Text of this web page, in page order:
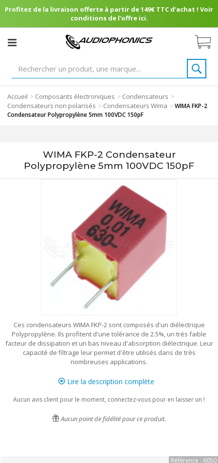
Profitez de la livraison offerte à partir de 149€ TTC d'achat ! Voir
conditions de l'offre ici.
Accueil > Composants électroniques > Condensateurs >
Condensateurs non polarisés > Condensateurs Wima >WIMA FKP-2
Condensateur Polypropylène 5mm 100VDC 150pF
WIMA FKP-2 Condensateur
Polypropylène 5mm 100VDC 150pF
Ces condensateurs WIMA FKP-2 sont composés d'un diélectrique
Polypropylène. Ils profitent d'une tolérance de 2.5%, un très faible
facteur de dissipation et un bas niveau d'absorption diélectrique. Leur
capacité de filtrage leur permet d'être utilisés dans de très
nombreuses applications.
Lire la description complète
Aucun avis client pour le moment, connectez-vous pour en laisser un !
Aucun point de fidélité pour ce produit.
Référence : 6050